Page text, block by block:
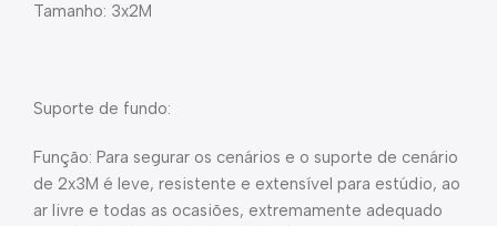
Tamanho: 3x2M
Suporte de fundo:
Função: Para segurar os cenários e o suporte de cenário
de 2x3M é leve, resistente e extensível para estúdio, ao
ar livre e todas as ocasiões, extremamente adequado